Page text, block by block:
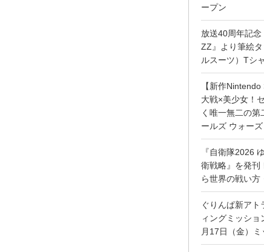
ープン
放送40周年記
ZZ』より筆絵
ルスーツ）Tシ
【新作
大戦×美少女！
く唯一無二の
ールズ ウォー
『自衛隊2026
衛戦略』を発刊
ら世界の戦い方
ぐりんぱ新アト
ィングミッシ
月17日（金）ミ